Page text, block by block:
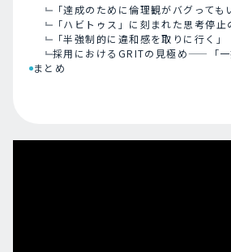
「達成のために倫理観がバグっても
「ハビトゥス」に刻まれた思考停止
「半強制的に違和感を取りに行く」
採用におけるGRITの見極め——「一
まとめ